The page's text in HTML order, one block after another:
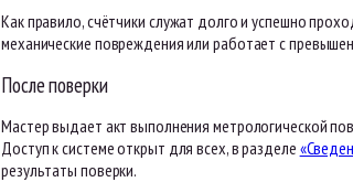
Как правило, счётчики служат долго и успешно
механические повреждения или работает с
После поверки
Мастер выдает акт выполнения метрологической
Доступ к системе открыт для всех, в разделе
результаты поверки.